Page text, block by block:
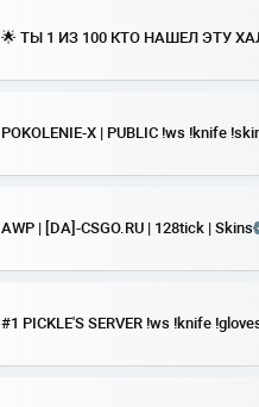
🌟 ТЫ 1 ИЗ 100 КТО НАШЕЛ ЭТУ
POKOLENIE-X | PUBLIC !ws !knife
AWP | [DA]-CSGO.RU | 128tick | Skins
#1 PICKLE'S SERVER !ws !knife